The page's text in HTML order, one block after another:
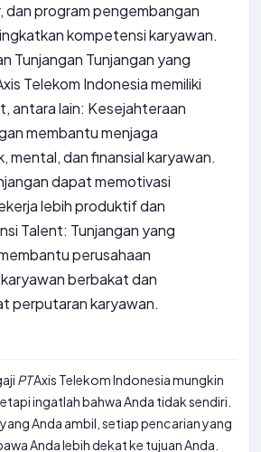
dan program pengembangan
kompetensi karyawan.
Tunjangan Tunjangan yang
Telekom Indonesia memiliki
antara lain: Kesejahteraan
membantu menjaga
mental, dan finansial karyawan.
dapat memotivasi
lebih produktif dan
Talent: Tunjangan yang
perusahaan
berbakat dan
perputaran karyawan.
PTAxis Telekom Indonesia mungkin
ingatlah bahwa Anda tidak sendiri.
Anda ambil, setiap pencarian yang
Anda lebih dekat ke tujuan Anda.